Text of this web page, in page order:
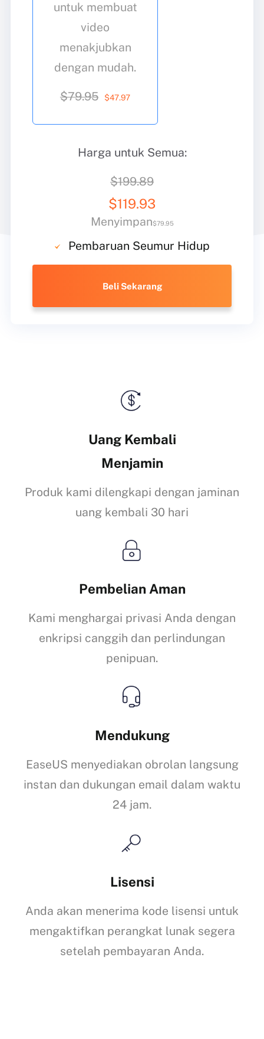
untuk membuat
video
menakjubkan
dengan mudah.
$79.95 $47.97
Harga untuk Semua:
$199.89
$119.93
Menyimpan$79.95
Pembaruan Seumur Hidup
Beli Sekarang
Uang Kembali
Menjamin
Produk kami dilengkapi dengan jaminan
uang kembali 30 hari
Pembelian Aman
Kami menghargai privasi Anda dengan
enkripsi canggih dan perlindungan
penipuan.
Mendukung
EaseUS menyediakan obrolan langsung
instan dan dukungan email dalam waktu
24 jam.
Lisensi
Anda akan menerima kode lisensi untuk
mengaktifkan perangkat lunak segera
setelah pembayaran Anda.